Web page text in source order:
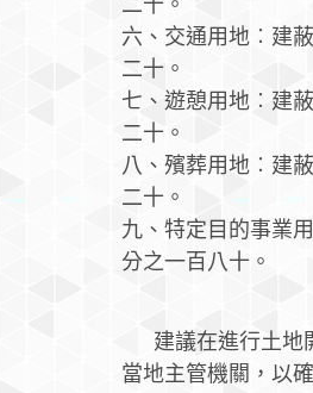
六、交通用地︰建
二十。
七、遊憩用地︰建
二十。
八、殯葬用地︰建
二十。
九、特定目的事業
分之一百八十。
📌 建議在進行土
當地主管機關，以